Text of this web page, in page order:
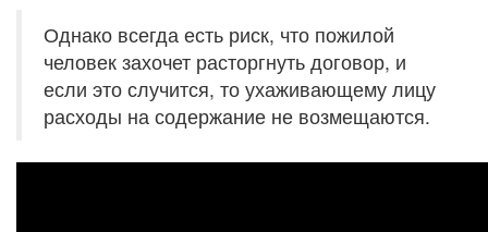
Однако всегда есть риск, что пожилой
человек захочет расторгнуть договор, и
если это случится, то ухаживающему лицу
расходы на содержание не возмещаются.